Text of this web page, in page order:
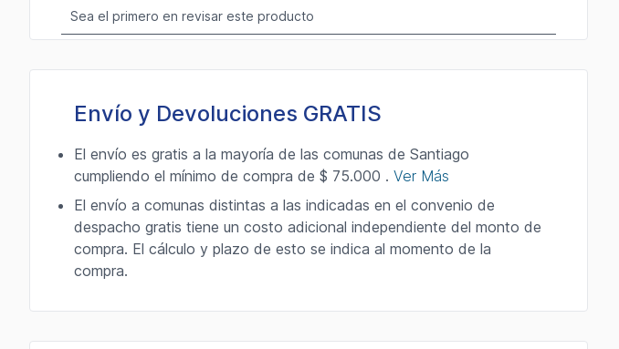
Envío y Devoluciones GRATIS
El envío es gratis a la mayoría de las comunas de Santiago
cumpliendo el mínimo de compra de $ 75.000 . Ver Más
El envío a comunas distintas a las indicadas en el convenio de
despacho gratis tiene un costo adicional independiente del monto de
compra. El cálculo y plazo de esto se indica al momento de la
compra.